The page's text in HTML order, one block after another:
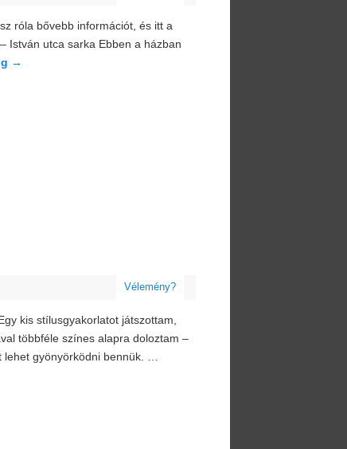
róla bővebb információt, és itt a
István utca sarka Ebben a házban
→
Vélemény?
kis stílusgyakorlatot játszottam,
többféle színes alapra doloztam –
gyönyörködni bennük. …